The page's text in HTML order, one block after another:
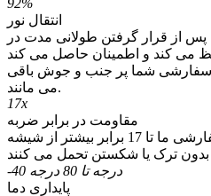
92%
انتقال نور
پس از قرار گرفتن طولانی مدت در
می کند و اطمینان حاصل می کند
سفارشی شما پر جنب و جوش باقی
می مانند.
17x
مقاومت در برابر ضربه
محصولات جعبه اکریلیک سفارشی ما تا 17 برابر بیشتر از شیشه
-40 درجه تا 80 درجه
پایداری دما